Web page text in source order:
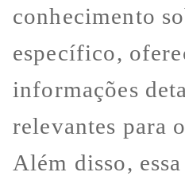
conhecimento
específico,
informações
relevantes para
Além disso,